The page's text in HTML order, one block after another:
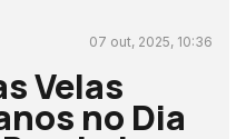
07 out, 2025, 10:36
Velas
no Dia